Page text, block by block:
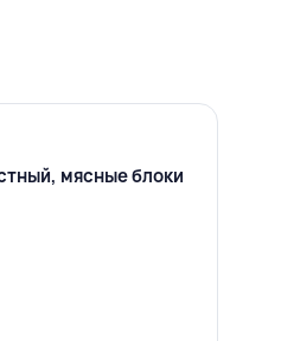
мясные блоки